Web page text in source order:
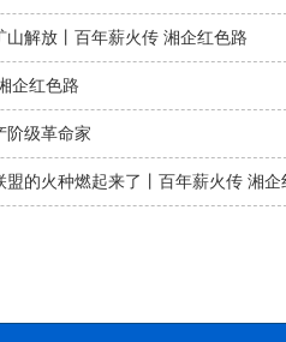
解放丨百年薪火传 湘企红色路
企红色路
级革命家
的火种燃起来了丨百年薪火传 湘企